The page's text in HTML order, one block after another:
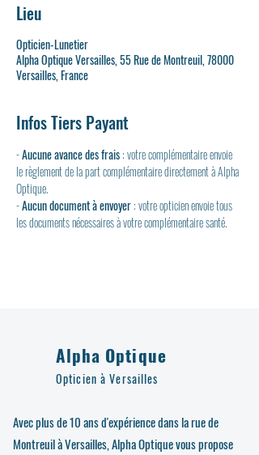
Lieu
Opticien-Lunetier
Alpha Optique Versailles, 55 Rue de Montreuil, 78000
Versailles, France
Infos Tiers Payant
- Aucune avance des frais : votre complémentaire envoie
le règlement de la part complémentaire directement à Alpha
Optique.
- Aucun document à envoyer : votre opticien envoie tous
les documents nécessaires à votre complémentaire santé.
Alpha Optique
Opticien à Versailles
Avec plus de 10 ans d'expérience dans la rue de
Montreuil à Versailles, Alpha Optique vous propose